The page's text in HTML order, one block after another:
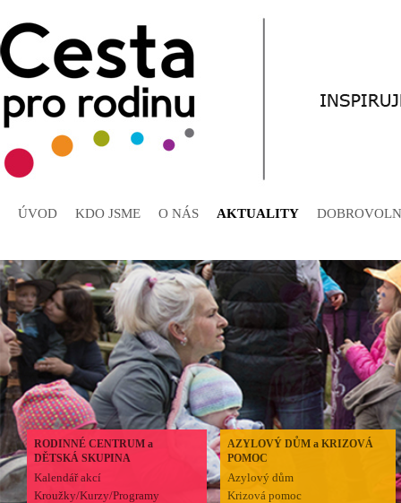
ÚVOD KDO JSME O NÁS AKTUALITY
RODINNÉ CENTRUM a
DĚTSKÁ SKUPINA
Kalendář akcí
Kroužky/Kurzy/Programy
AZYLOVÝ DŮM a KRIZOVÁ
POMOC
Azylový dům
Krizová pomoc